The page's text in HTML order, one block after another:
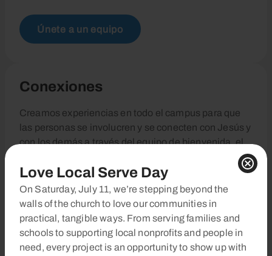
Love Local Serve Day
On Saturday, July 11, we’re stepping beyond the
walls of the church to love our communities in
practical, tangible ways. From serving families and
schools to supporting local nonprofits and people in
need, every project is an opportunity to show up with
Únete a un equipo
Conexiones
Creamos experiencias en todo el campus para que
las personas se involucren y se conecten con Jesús y
con los demás a través del equipo de bienvenida, el
equipo de ujieres, el equipo de bautismo y el equipo
del Hub.
Únete a un equipo